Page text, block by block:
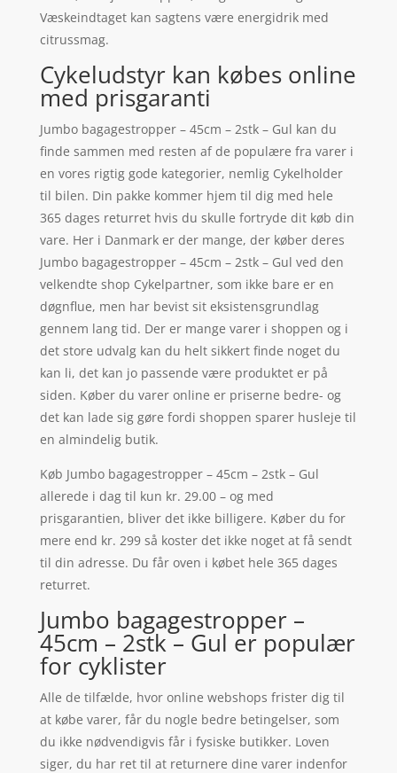
Væskeindtaget kan sagtens være energidrik med
citrussmag.
Cykeludstyr kan købes online
med prisgaranti
Jumbo bagagestropper – 45cm – 2stk – Gul kan du
finde sammen med resten af de populære fra varer i
en vores rigtig gode kategorier, nemlig Cykelholder
til bilen. Din pakke kommer hjem til dig med hele
365 dages returret hvis du skulle fortryde dit køb din
vare. Her i Danmark er der mange, der køber deres
Jumbo bagagestropper – 45cm – 2stk – Gul ved den
velkendte shop Cykelpartner, som ikke bare er en
døgnflue, men har bevist sit eksistensgrundlag
gennem lang tid. Der er mange varer i shoppen og i
det store udvalg kan du helt sikkert finde noget du
kan li, det kan jo passende være produktet er på
siden. Køber du varer online er priserne bedre- og
det kan lade sig gøre fordi shoppen sparer husleje til
en almindelig butik.
Køb Jumbo bagagestropper – 45cm – 2stk – Gul
allerede i dag til kun kr. 29.00 – og med
prisgarantien, bliver det ikke billigere. Køber du for
mere end kr. 299 så koster det ikke noget at få sendt
til din adresse. Du får oven i købet hele 365 dages
returret.
Jumbo bagagestropper –
45cm – 2stk – Gul er populær
for cyklister
Alle de tilfælde, hvor online webshops frister dig til
at købe varer, får du nogle bedre betingelser, som
du ikke nødvendigvis får i fysiske butikker. Loven
siger, du har ret til at returnere dine varer indenfor